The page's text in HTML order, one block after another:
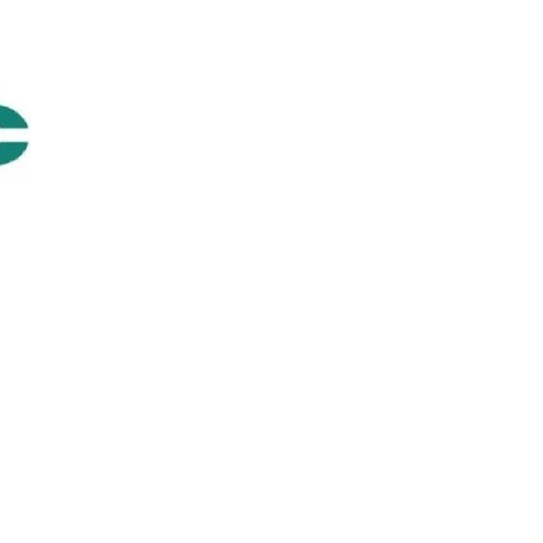
tarafımıza iletebilirsiniz.